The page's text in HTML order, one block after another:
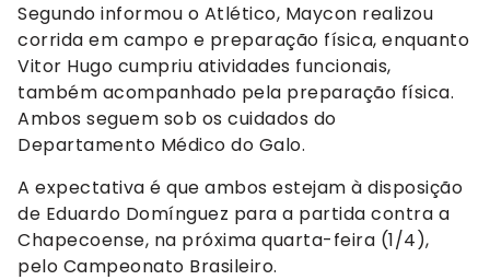
Segundo informou o Atlético, Maycon realizou
corrida em campo e preparação física, enquanto
Vitor Hugo cumpriu atividades funcionais,
também acompanhado pela preparação física.
Ambos seguem sob os cuidados do
Departamento Médico do Galo.
A expectativa é que ambos estejam à disposição
de Eduardo Domínguez para a partida contra a
Chapecoense, na próxima quarta-feira (1/4),
pelo Campeonato Brasileiro.